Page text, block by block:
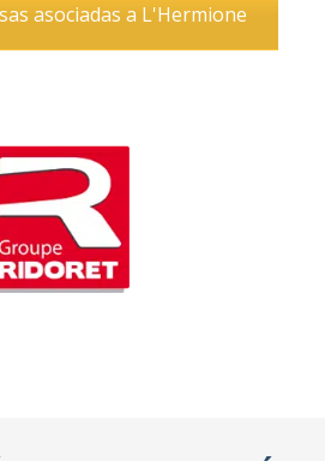
asociadas a L'Hermione